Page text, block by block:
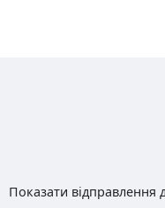
Показати відправлення